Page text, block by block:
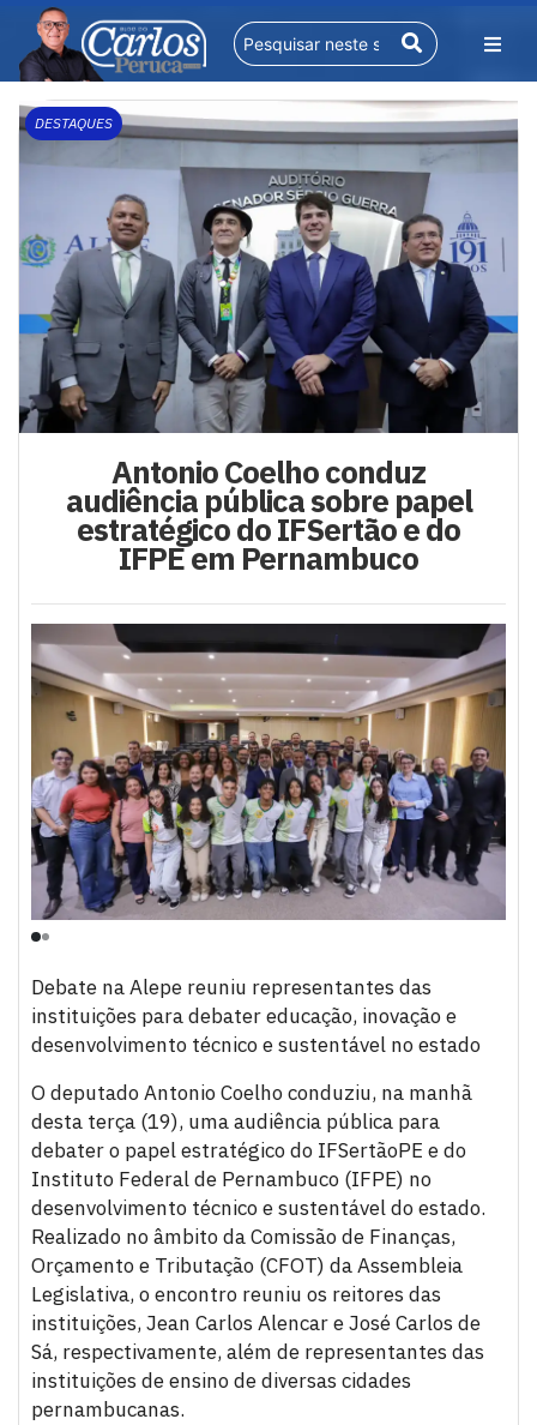
DESTAQUES
Antonio Coelho conduz
audiência pública sobre papel
estratégico do IFSertão e do
IFPE em Pernambuco
Debate na Alepe reuniu representantes das
instituições para debater educação, inovação e
desenvolvimento técnico e sustentável no estado
O deputado Antonio Coelho conduziu, na manhã
desta terça (19), uma audiência pública para
debater o papel estratégico do IFSertãoPE e do
Instituto Federal de Pernambuco (IFPE) no
desenvolvimento técnico e sustentável do estado.
Realizado no âmbito da Comissão de Finanças,
Orçamento e Tributação (CFOT) da Assembleia
Legislativa, o encontro reuniu os reitores das
instituições, Jean Carlos Alencar e José Carlos de
Sá, respectivamente, além de representantes das
instituições de ensino de diversas cidades
pernambucanas.